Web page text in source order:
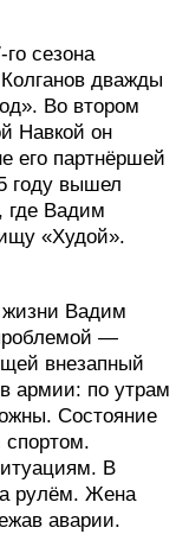
сезона
дважды
Во втором
Навкой он
его партнёршей
году вышел
где Вадим
«Худой».
жизни Вадим
—
внезапный
армии: по утрам
Состояние
спортом.
В
рулём. Жена
аварии.